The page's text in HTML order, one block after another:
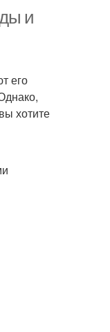
и
его
хотите